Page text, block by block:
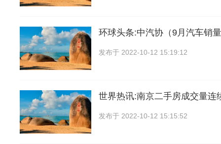
环球头条:中汽协（9月汽车销
发布于 2022-10-12 15:19:12
世界热讯:南京二手房成交量连
发布于 2022-10-12 15:15:52